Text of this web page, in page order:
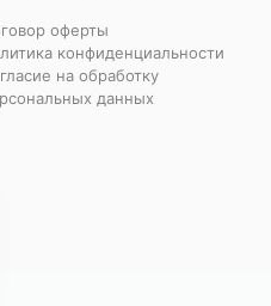
оферты
конфиденциальности
на обработку
данных